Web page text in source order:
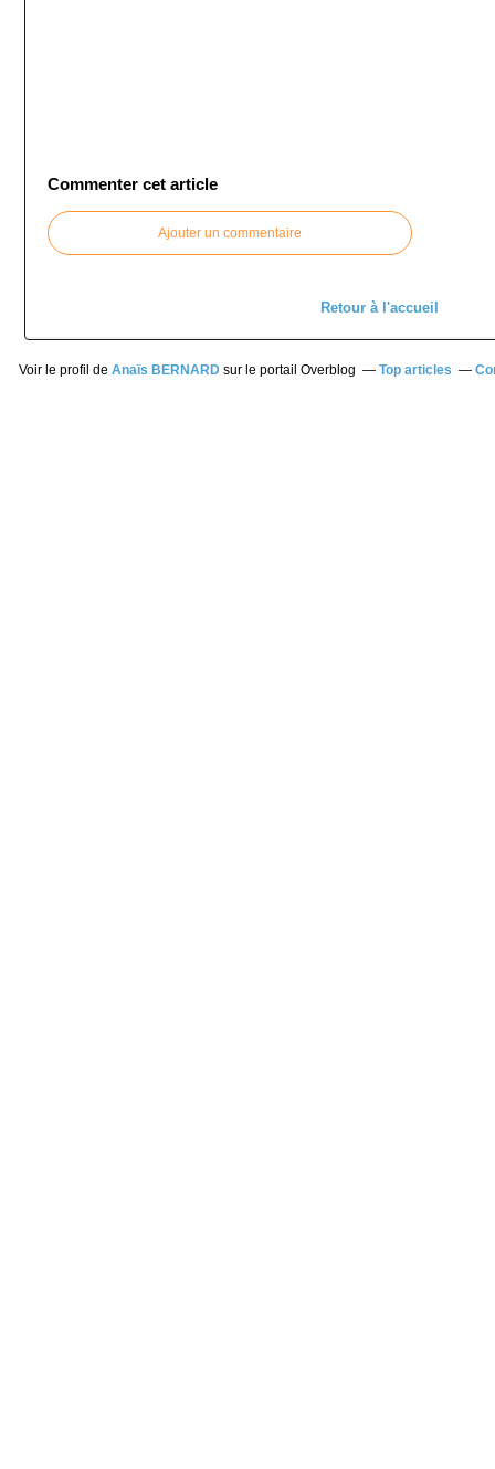
Commenter cet article
Ajouter un commentaire
Retour à l'accueil
Voir le profil de Anaïs BERNARDsur le portail Overblog Top articles